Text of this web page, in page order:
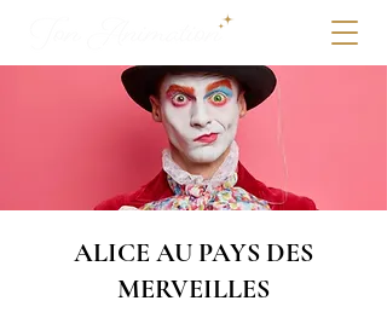
ALICE AU PAYS DES
MERVEILLES